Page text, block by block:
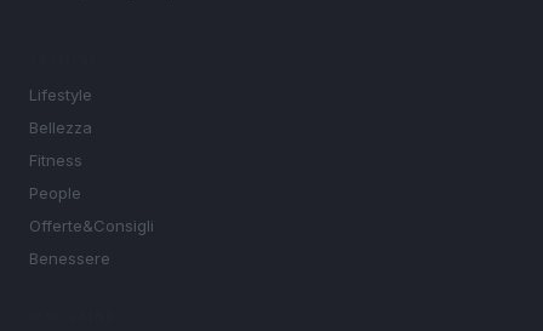
Lifestyle
Bellezza
Fitness
People
Offerte&Consigli
Benessere